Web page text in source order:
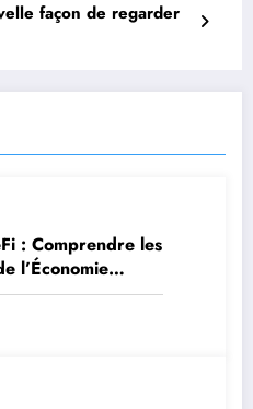
façon de regarder
: Comprendre les
l’Économie